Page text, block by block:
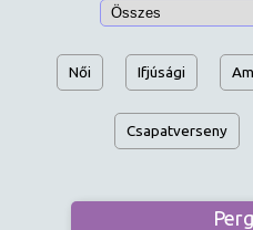
Női Ifjúsági
Csapatverseny